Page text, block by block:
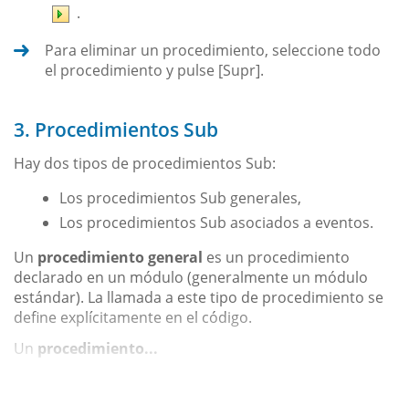
.
Para eliminar un procedimiento, seleccione todo
el procedimiento y pulse [Supr].
3. Procedimientos Sub
Hay dos tipos de procedimientos Sub:
Los procedimientos Sub generales,
Los procedimientos Sub asociados a eventos.
Un procedimiento general es un procedimiento
declarado en un módulo (generalmente un módulo
estándar). La llamada a este tipo de procedimiento se
define explícitamente en el código.
Un procedimiento...